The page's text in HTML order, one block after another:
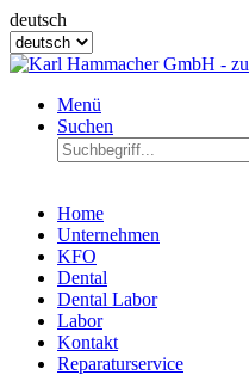
deutsch
Menü
Suchen
Home
Unternehmen
KFO
Dental
Dental Labor
Labor
Kontakt
Reparaturservice